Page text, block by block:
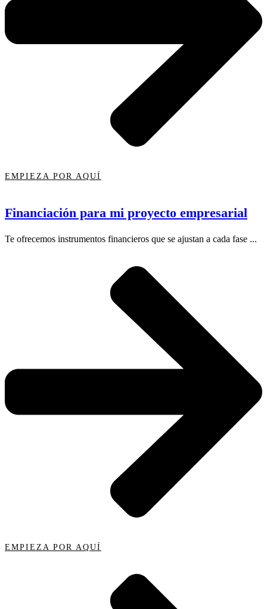
EMPIEZA POR AQUÍ
Financiación para mi proyecto empresarial
Te ofrecemos instrumentos financieros que se ajustan a cada fase ...
EMPIEZA POR AQUÍ